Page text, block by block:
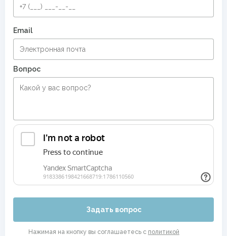
Email
Вопрос
Задать вопрос
Нажимая на кнопку вы соглашаетесь с политикой